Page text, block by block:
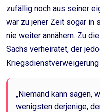
zufällig noch aus seiner
war zu jener Zeit sogar in
nie weiter annähern. Zu
Sachs verheiratet, der
„Niemand kann sagen,
wenigsten derjenige,